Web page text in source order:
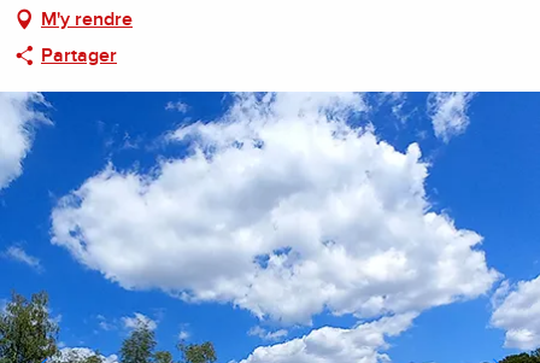
M'y rendre
Partager